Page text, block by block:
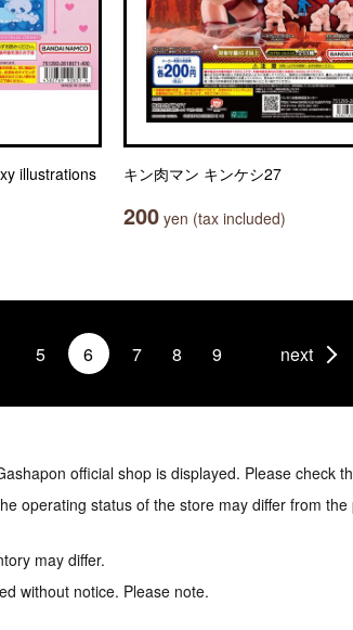
illustrations
キン肉マン キンケシ27
200 yen (tax included)
5 6 7 8 9 next
official shop is displayed. Please check
operating status of the store may differ from
may differ.
without notice. Please note.